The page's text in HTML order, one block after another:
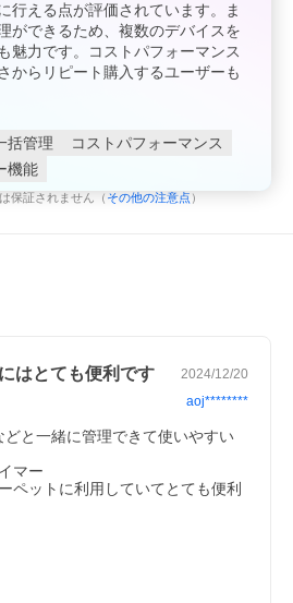
行える点が評価されています。ま
ができるため、複数のデバイスを
魅力です。コストパフォーマンス
からリピート購入するユーザーも
括管理
コストパフォーマンス
機能
保証されません（ その他の注意点 ）
はとても便利です 2024/12/20
aoj********
と一緒に管理できて使いやすい
マー
ペットに利用していてとても便利